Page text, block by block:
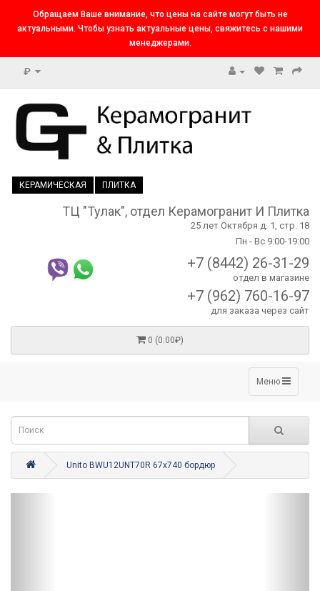
Обращаем Ваше внимание, что цены на сайте могут быть не
актуальными. Чтобы узнать актуальные цены, свяжитесь с нашими
менеджерами.
₽
КЕРАМИЧЕСКАЯ ПЛИТКА
ТЦ "Тулак", отдел Керамогранит И Плитка
25 лет Октября д. 1, стр. 18
Пн - Вс 9:00-19:00
+7 (8442) 26-31-29
отдел в магазине
+7 (962) 760-16-97
для заказа через сайт
0 (0.00₽)
Меню
Unito BWU12UNT70R 67x740 бордюр